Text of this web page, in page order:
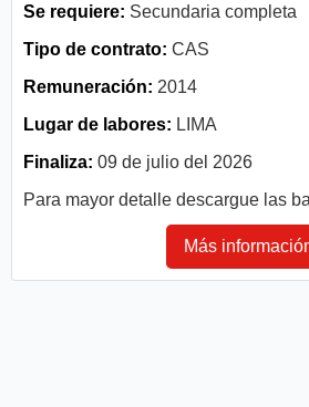
Se requiere: Secundaria completa
Tipo de contrato: CAS
Remuneración: 2014
Lugar de labores: LIMA
Finaliza: 09 de julio del 2026
Para mayor detalle descargue las
Más